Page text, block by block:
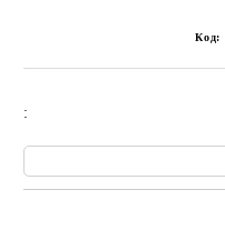
Код:
: